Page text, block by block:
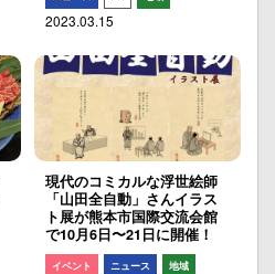
2023.03.15
現代のコミカルな浮世絵師
「山田全自動」さんイラス
ト展が熊本市国際交流会館
で10月6日〜21日に開催！
イベント ニュース 地域